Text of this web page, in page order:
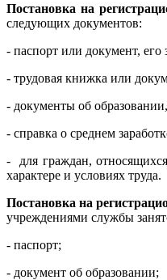
Постановка на
следующих документов:
- паспорт или документ,
- трудовая книжка или
- документы об
- справка о среднем
- для граждан,
характере и условиях труда.
Постановка на
учреждениями службы
- паспорт;
- документ об образовании;